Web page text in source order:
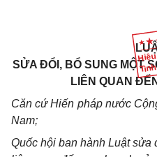
SỬA ĐỔI, BỔ SUNG MỘT
LIÊN QUAN
Căn cứ Hiến pháp nước
Nam;
Quốc hội ban hành Luật sửa